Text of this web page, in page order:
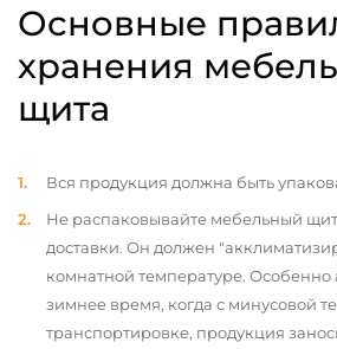
Основные
хранения
щита
Вся продукция должна быть
Не распаковывайте мебельный щит
доставки. Он должен
комнатной температуре. Особенно
зимнее время, когда с минусовой
транспортировке, продукция